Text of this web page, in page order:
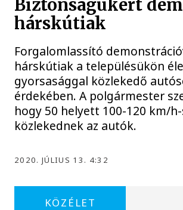
Biztonságukért
hárskútiak
Forgalomlassító
hárskútiak a településükön
gyorsasággal közlekedő
érdekében. A polgármester
hogy 50 helyett 100-120 km/
közlekednek az autók.
2020. JÚLIUS 13. 4:32
KÖZÉLET